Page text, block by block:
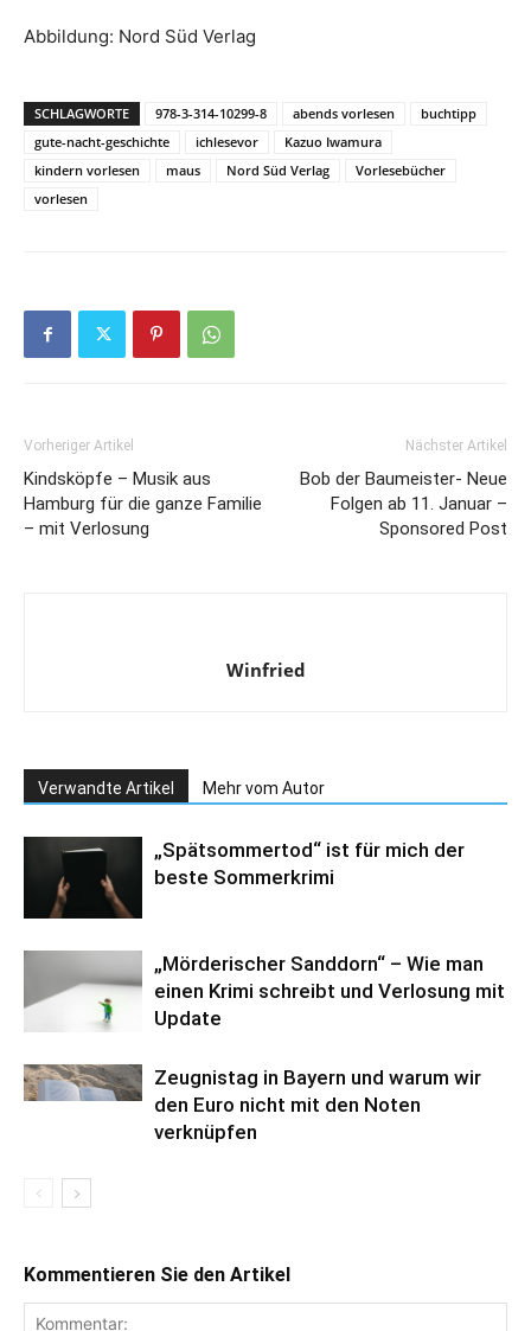
Abbildung: Nord Süd Verlag
SCHLAGWORTE 978-3-314-10299-8 abends vorlesen
buchtipp
gute-nacht-geschichte
ichlesevor
Kazuo Iwamura
kindern vorlesen
maus Nord Süd Verlag
Vorlesebücher
vorlesen
Vorheriger Artikel
Kindsköpfe – Musik aus
Hamburg für die ganze Familie
– mit Verlosung
Nächster Artikel
Bob der Baumeister- Neue
Folgen ab 11. Januar –
Sponsored Post
Winfried
Verwandte Artikel Mehr vom Autor
„Spätsommertod“ ist für mich der
beste Sommerkrimi
„Mörderischer Sanddorn“ – Wie man
einen Krimi schreibt und Verlosung mit
Update
Zeugnistag in Bayern und warum wir
den Euro nicht mit den Noten
verknüpfen
Kommentieren Sie den Artikel